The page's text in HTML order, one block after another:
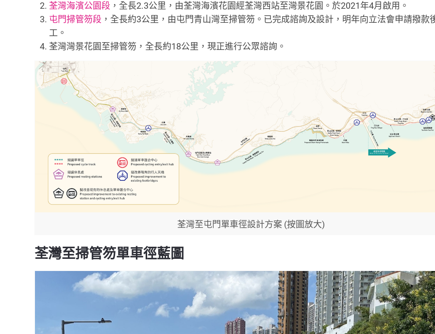
荃灣海濱公園段 ，全長2.3公里，由荃灣海濱花園經荃灣西站至灣景花園。於2021年4月啟用。
屯門掃管笏段 ，全長約3公里，由屯門青山灣至掃管笏。已完成諮詢及設計，明年向立法會申請撥款
工。
荃灣灣景花園至掃管笏，全長約18公里，現正進行公眾諮詢。
荃灣至屯門單車徑設計方案 (按圖放大)
荃灣至掃管笏單車徑藍圖